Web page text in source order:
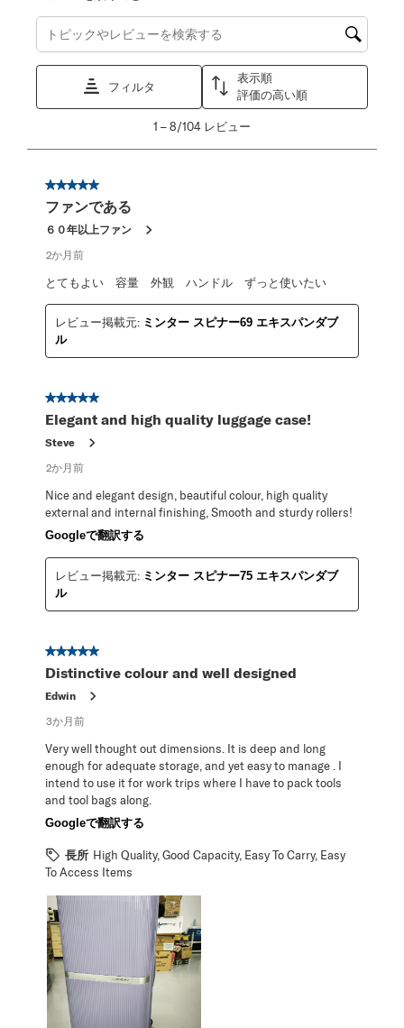
トピックやレビュー検索地域を検索する
フィルタ
表示順
評価の高い順
8/104
ー。
1 –8/104 レビュー
星5／5個です。
ファンである
６０年以上ファン
2か月前
とてもよい 容量 外観 ハンドル ずっと使いたい
レビュー掲載元: ミンター スピナー69 エキスパンダブ
ル
星5／5個です。
Elegant and high quality luggage case!
Steve
2か月前
Nice and elegant design, beautiful colour, high quality
external and internal finishing, Smooth and sturdy rollers!
Googleで翻訳する
レビュー掲載元: ミンター スピナー75 エキスパンダブ
ル
星5／5個です。
Distinctive colour and well designed
Edwin
3か月前
Very well thought out dimensions. It is deep and long
enough for adequate storage, and yet easy to manage . I
intend to use it for work trips where I have to pack tools
and tool bags along.
Googleで翻訳する
長所 High Quality, Good Capacity, Easy To Carry, Easy
To Access Items